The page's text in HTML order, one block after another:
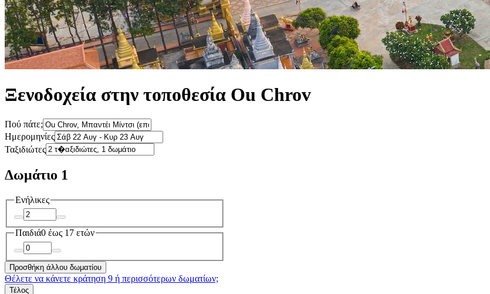
Ξενοδοχεία στην τοποθεσία Ou Chrov
Πού πάτε;
Ημερομηνίες
Ταξιδιώτες
Δωμάτιο 1
Ενήλικες
Παιδιά0 έως 17 ετών
Προσθήκη άλλου δωματίου
Θέλετε να κάνετε κράτηση 9 ή περισσότερων δωματίων;
Τέλος